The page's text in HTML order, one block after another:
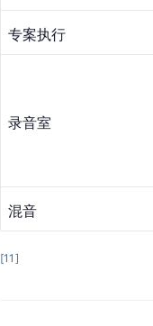
专案执行
录音室
混音
[11 ]